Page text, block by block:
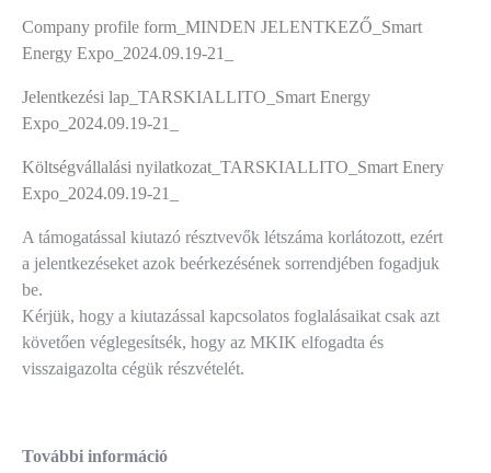
Company profile form_MINDEN JELENTKEZŐ_Smart
Energy Expo_2024.09.19-21_
Jelentkezési lap_TARSKIALLITO_Smart Energy
Expo_2024.09.19-21_
Költségvállalási nyilatkozat_TARSKIALLITO_Smart Enery
Expo_2024.09.19-21_
A támogatással kiutazó résztvevők létszáma korlátozott, ezért
a jelentkezéseket azok beérkezésének sorrendjében fogadjuk
be.
Kérjük, hogy a kiutazással kapcsolatos foglalásaikat csak azt
követően véglegesítsék, hogy az MKIK elfogadta és
visszaigazolta cégük részvételét.
További információ